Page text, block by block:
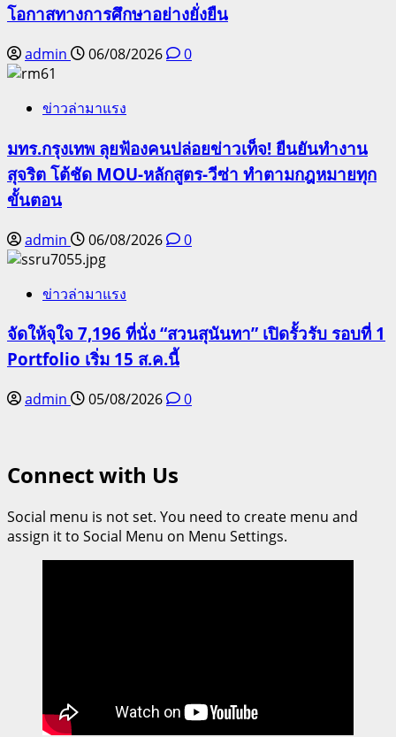
โอกาสทางการศึกษาอย่างยั่งยืน
admin 06/08/2026 0
ข่าวล่ามาแรง
มทร.กรุงเทพ ลุยฟ้องคนปล่อยข่าวเท็จ! ยืนยันทำงาน
สุจริต โต้ชัด MOU-หลักสูตร-วีซ่า ทำตามกฎหมายทุก
ขั้นตอน
admin 06/08/2026 0
ข่าวล่ามาแรง
จัดให้จุใจ 7,196 ที่นั่ง “สวนสุนันทา” เปิดรั้วรับ รอบที่ 1
Portfolio เริ่ม 15 ส.ค.นี้
admin 05/08/2026 0
Connect with Us
Social menu is not set. You need to create menu and
assign it to Social Menu on Menu Settings.